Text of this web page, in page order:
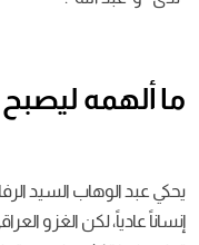
ما ألهمه ليصبح
يحكي عبد الوهاب السيد
إنساناً عادياً، لكن الغزو